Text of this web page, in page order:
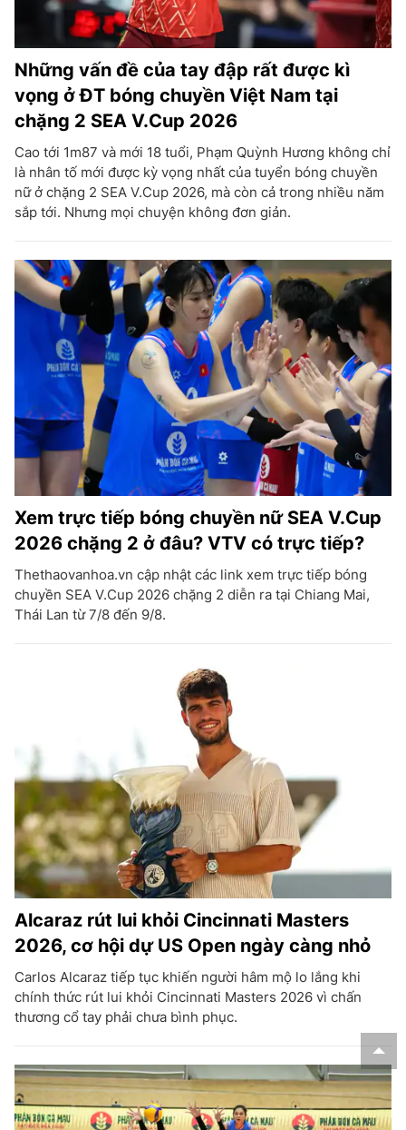
Những vấn đề của tay đập rất được kì
vọng ở ĐT bóng chuyền Việt Nam tại
chặng 2 SEA V.Cup 2026
Cao tới 1m87 và mới 18 tuổi, Phạm Quỳnh Hương không chỉ
là nhân tố mới được kỳ vọng nhất của tuyển bóng chuyền
nữ ở chặng 2 SEA V.Cup 2026, mà còn cả trong nhiều năm
sắp tới. Nhưng mọi chuyện không đơn giản.
Xem trực tiếp bóng chuyền nữ SEA V.Cup
2026 chặng 2 ở đâu? VTV có trực tiếp?
Thethaovanhoa.vn cập nhật các link xem trực tiếp bóng
chuyền SEA V.Cup 2026 chặng 2 diễn ra tại Chiang Mai,
Thái Lan từ 7/8 đến 9/8.
Alcaraz rút lui khỏi Cincinnati Masters
2026, cơ hội dự US Open ngày càng nhỏ
Carlos Alcaraz tiếp tục khiến người hâm mộ lo lắng khi
chính thức rút lui khỏi Cincinnati Masters 2026 vì chấn
thương cổ tay phải chưa bình phục.